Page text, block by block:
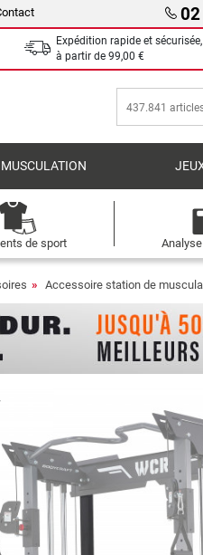
Expédition rapide et
à partir de 99,00 €
MUSCULATION
de sport
Accessoire station de